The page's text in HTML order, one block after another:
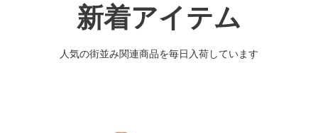
新着アイテム
人気の街並み関連商品を毎日入荷しています